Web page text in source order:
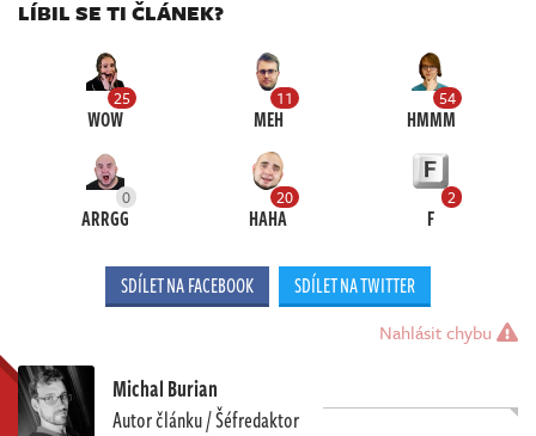
LÍBIL SE TI ČLÁNEK?
25
WOW
11
MEH
54
HMMM
0
ARRGG
20
HAHA
2
F
SDÍLET NA FACEBOOK SDÍLET NA TWITTER
Nahlásit chybu
Michal Burian
Autor článku / Šéfredaktor